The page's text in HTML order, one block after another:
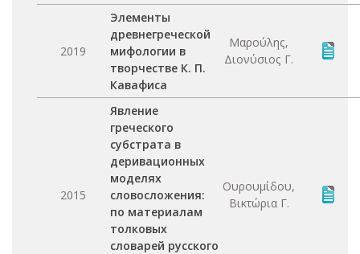
2019
Элементы
древнегреческой
мифологии в
творчестве К. П.
Кавафиса
Μαρούλης,
Διονύσιος Γ.
2015
Явление
греческого
субстрата в
деривационных
моделях
словосложения:
по материалам
толковых
словарей русского
Ουρουμίδου,
Βικτώρια Γ.